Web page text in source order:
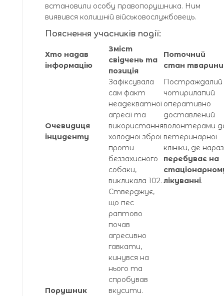
встановили особу правопорушника. Ним
виявився колишній військовослужбовець.
Пояснення учасників події:
Хто надав
інформацію
Зміст
свідчень та
позиція
Поточний
стан тварини
Очевидиця
інциденту
Зафіксувала
сам факт
неадекватної
агресії та
використання
холодної зброї
проти
беззахисного
собаки,
викликала 102.
Постраждалий
чотирилапий
оперативно
доставлений
волонтерами
ветеринарної
клініки, де
перебуває на
лікуванні.
Порушник
Стверджує,
що пес
раптово
почав
агресивно
гавкати,
кинувся на
нього та
спробував
вкусити.